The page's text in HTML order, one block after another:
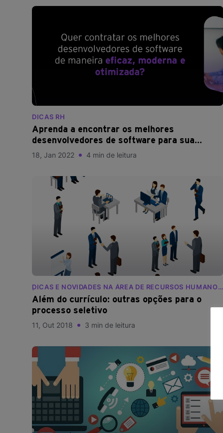
DICAS RH
Aprenda a encontrar os melhores
desenvolvedores de software para sua
empresa!
18, Jan 2022 4 min de leitura
DICAS E NOVIDADES NA ÁREA DE RECURSOS HUMANOS
Além do currículo: outras opções para o
processo seletivo
11, Out 2018 3 min de leitura